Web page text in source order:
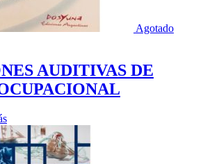
Agotado
AUDITIVAS DE